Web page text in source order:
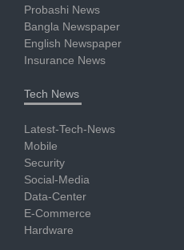
Probashi News
Bangla Newspaper
English Newspaper
Insurance News
Tech News
Latest-Tech-News
Mobile
Security
Social-Media
Data-Center
E-Commerce
Hardware